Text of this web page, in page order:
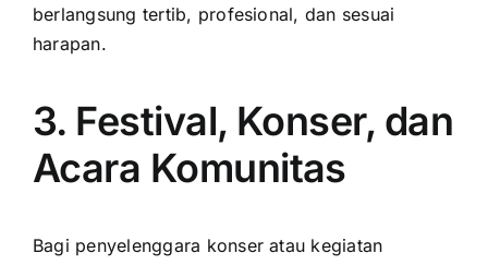
berlangsung tertib, profesional, dan sesuai
harapan.
3. Festival, Konser, dan
Acara Komunitas
Bagi penyelenggara konser atau kegiatan